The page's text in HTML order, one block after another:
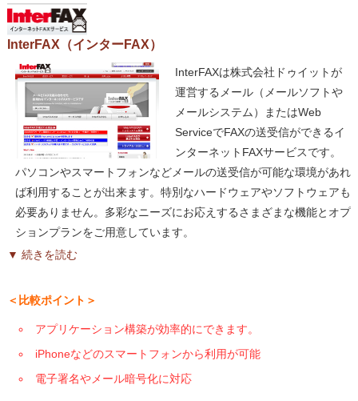
InterFAX（インターFAX）
InterFAXは株式会社ドゥイットが
運営するメール（メールソフトや
メールシステム）またはWeb
ServiceでFAXの送受信ができるイ
ンターネットFAXサービスです。
パソコンやスマートフォンなどメールの送受信が可能な環境があれ
ば利用することが出来ます。特別なハードウェアやソフトウェアも
必要ありません。多彩なニーズにお応えするさまざまな機能とオプ
ションプランをご用意しています。
▼ 続きを読む
＜比較ポイント＞
アプリケーション構築が効率的にできます。
iPhoneなどのスマートフォンから利用が可能
電子署名やメール暗号化に対応